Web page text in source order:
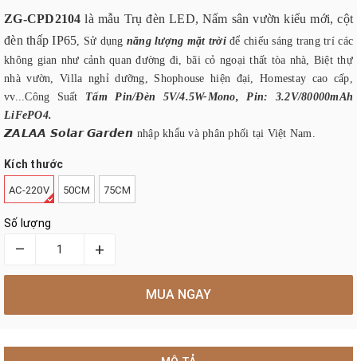
ZG-CPD2104là mẫu Trụ đèn LED, Nấm sân vườn kiểu mới, cột
đèn thấp IP65, Sử dụng năng lượng mặt trờiđể chiếu sáng trang trí các
không gian như cảnh quan đường đi, bãi cỏ ngoại thất tòa nhà, Biệt thự
nhà vườn, Villa nghỉ dưỡng, Shophouse hiện đại, Homestay cao cấp,
vv...Công Suất Tấm Pin/Đèn 5V/4.5W-Mono, Pin: 3.2V/80000mAh
LiFePO4.
𝙕𝘼𝙇𝘼𝘼 𝙎𝙤𝙡𝙖𝙧 𝙂𝙖𝙧𝙙𝙚𝙣 nhập khẩu và phân phối tại Việt Nam.
Kích thước
AC-220V 50CM 75CM
Số lượng
– +
MUA NGAY